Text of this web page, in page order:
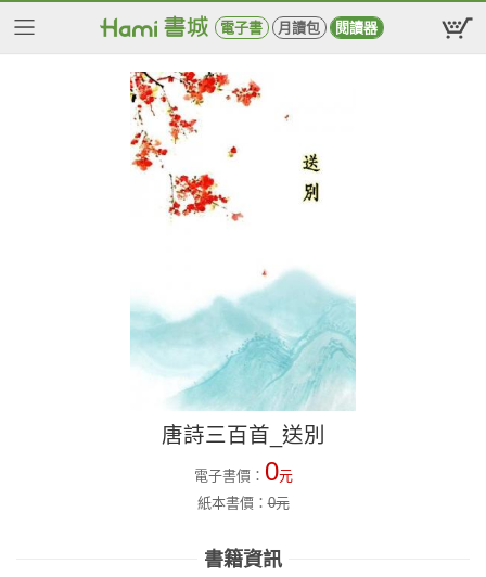
電子書 月讀包 閱讀器
唐詩三百首_送別
電子書價： 0元
紙本書價：0元
書籍資訊